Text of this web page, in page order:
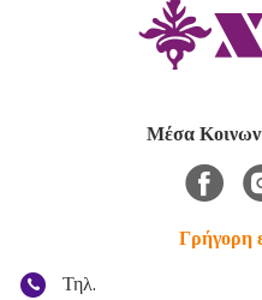
Μέσα
Γρήγορη
Τηλ.